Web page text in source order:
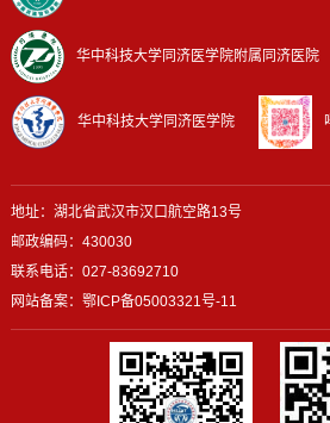
华中科技大学同济医学院附属同济医院
华中科技大学同济医学院
地址：湖北省武汉市汉口航空路13号
邮政编码：430030
联系电话：027-83692710
网站备案： 鄂ICP备05003321号-11